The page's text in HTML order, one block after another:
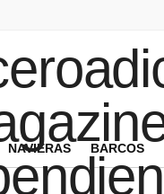
NAVIERAS BARCOS